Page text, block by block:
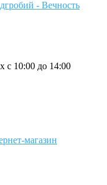
с 10:00 до 14:00
магазин